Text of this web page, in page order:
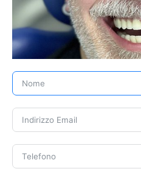
Non serve
complicata. Serve un
guidato e prevedibile.
realtà come
attorno alla gestione
percorso.
Le domande
fare prima di